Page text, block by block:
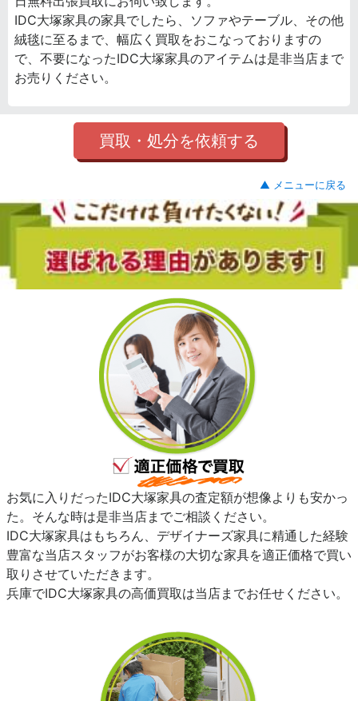
IDC大塚家具の家具でしたら、ソファやテーブル、その他
絨毯に至るまで、幅広く買取をおこなっておりますの
で、不要になったIDC大塚家具のアイテムは是非当店まで
お売りください。
買取・処分を依頼する
▲ メニューに戻る
お気に入りだったIDC大塚家具の査定額が想像よりも安かっ
た。そんな時は是非当店までご相談ください。
IDC大塚家具はもちろん、デザイナーズ家具に精通した経験
豊富な当店スタッフがお客様の大切な家具を適正価格で買い
取りさせていただきます。
兵庫でIDC大塚家具の高価買取は当店までお任せください。